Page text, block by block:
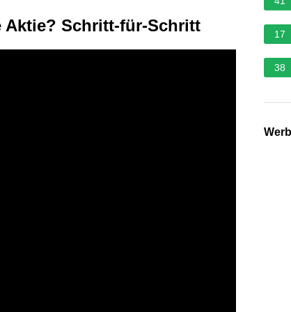
Aktie? Schritt-für-Schritt 17
38